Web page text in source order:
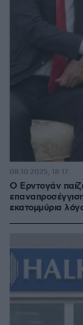
Ο Ερντογάν
εκατομμύρια
08.10.2025, 18:17